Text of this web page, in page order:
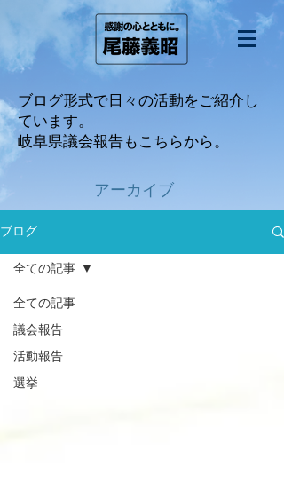
ブログ形式で日々の活動をご紹介し
ています。
​岐阜県議会報告もこちらから。
アーカイブ
ブログ
全ての記事
議会報告
活動報告
選挙
全ての記事